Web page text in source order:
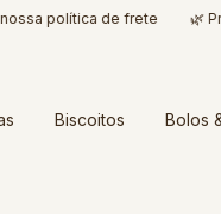
política de frete 🌿
Biscoitos Bolos